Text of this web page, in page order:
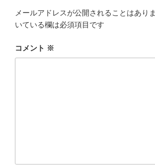
メールアドレスが公開されることはありま
いている欄は必須項目です
コメント ※